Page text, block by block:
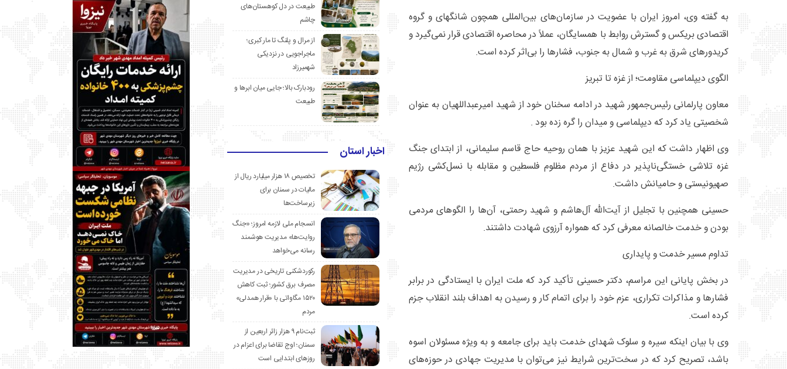
به گفته وی، امروز ایران با عضویت در سازمان‌های بین‌المللی همچون شانگهای و گروه
اقتصادی بریکس و گسترش روابط با همسایگان، عملاً در محاصره اقتصادی قرار نمی‌گیرد و
کریدورهای شرق به غرب و شمال به جنوب، فشارها را بی‌اثر کرده است.
الگوی دیپلماسی مقاومت؛ از غزه تا تبریز
معاون پارلمانی رئیس‌جمهور شهید در ادامه سخنان خود از شهید امیرعبداللهیان به عنوان
شخصیتی یاد کرد که دیپلماسی و میدان را گره زده بود .
وی اظهار داشت که این شهید عزیز با همان روحیه حاج قاسم سلیمانی، از ابتدای جنگ
غزه تلاشی خستگی‌ناپذیر در دفاع از مردم مظلوم فلسطین و مقابله با نسل‌کشی رژیم
صهیونیستی و حامیانش داشت.
حسینی همچنین با تجلیل از آیت‌الله آل‌هاشم و شهید رحمتی، آن‌ها را الگوهای مردمی
بودن و خدمت خالصانه معرفی کرد که همواره آرزوی شهادت داشتند.
تداوم مسیر خدمت و پایداری
در بخش پایانی این مراسم، دکتر حسینی تأکید کرد که ملت ایران با ایستادگی در برابر
فشارها و مذاکرات تکراری، عزم خود را برای اتمام کار و رسیدن به اهداف بلند انقلاب جزم
کرده است.
وی با بیان اینکه سیره و سلوک شهدای خدمت باید برای جامعه و به ویژه مسئولان اسوه
باشد، تصریح کرد که در سخت‌ترین شرایط نیز می‌توان با مدیریت جهادی در حوزه‌های
طبیعت در دل کوهستان‌های
چاشم
از مرال و پلنگ تا مار کبری؛
ماجراجویی در نزدیکی
شهمیرزاد
رودبارک بالا؛ جایی میان ابرها و
طبیعت
اخبار استان
تخصیص ۱۸ هزار میلیارد ریال از
مالیات در سمنان برای
زیرساخت‌ها
انسجام ملی لازمه امروز؛ «جنگ
روایت‌ها» مدیریت هوشمند
رسانه می‌خواهد
رکوردشکنی تاریخی در مدیریت
مصرف برق کشور؛ ثبت کاهش
۱۵۲۰ مگاواتی با «قرار همدلی»
مردم
ثبت‌نام ۹ هزار زائر اربعین از
سمنان؛ اوج تقاضا برای اعزام در
روزهای ابتدایی است